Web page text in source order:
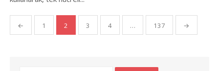
Yazı
gezinmesi
← 1 2 3 4 … 137 →